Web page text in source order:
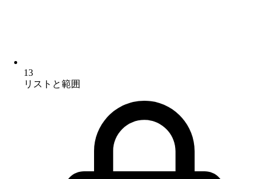
13
リストと範囲